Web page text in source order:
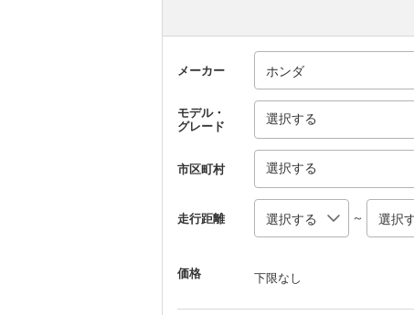
メーカー
モデル・
グレード
選択する
市区町村 選択する
走行距離 ～
価格 下限なし